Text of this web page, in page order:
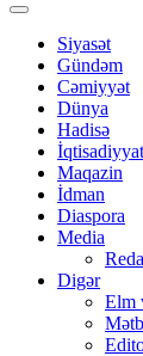
Siyasət
Gündəm
Cəmiyyət
Dünya
Hadisə
İqtisadiyyat
Maqazin
İdman
Diaspora
Media
Digər
Elm